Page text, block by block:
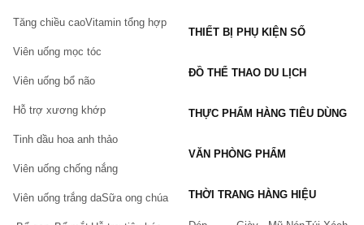
Tăng chiều caoVitamin tổng hợp
Viên uống mọc tóc
Viên uống bổ não
Hỗ trợ xương khớp
Tinh dầu hoa anh thảo
Viên uống chống nắng
Viên uống trắng daSữa ong chúa
THIẾT BỊ PHỤ KIỆN SỐ
ĐỒ THỂ THAO DU LỊCH
THỰC PHẨM HÀNG TIÊU DÙNG
VĂN PHÒNG PHẨM
THỜI TRANG HÀNG HIỆU